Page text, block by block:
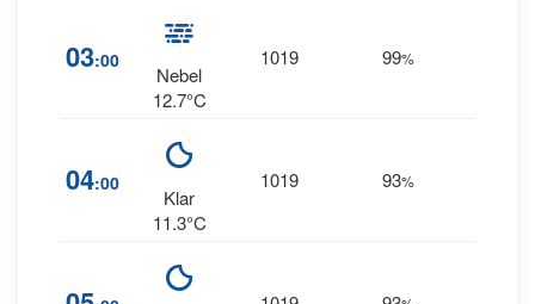
03:00
Nebel
12.7°C
1019 99%
04:00
Klar
11.3°C
1019 93%